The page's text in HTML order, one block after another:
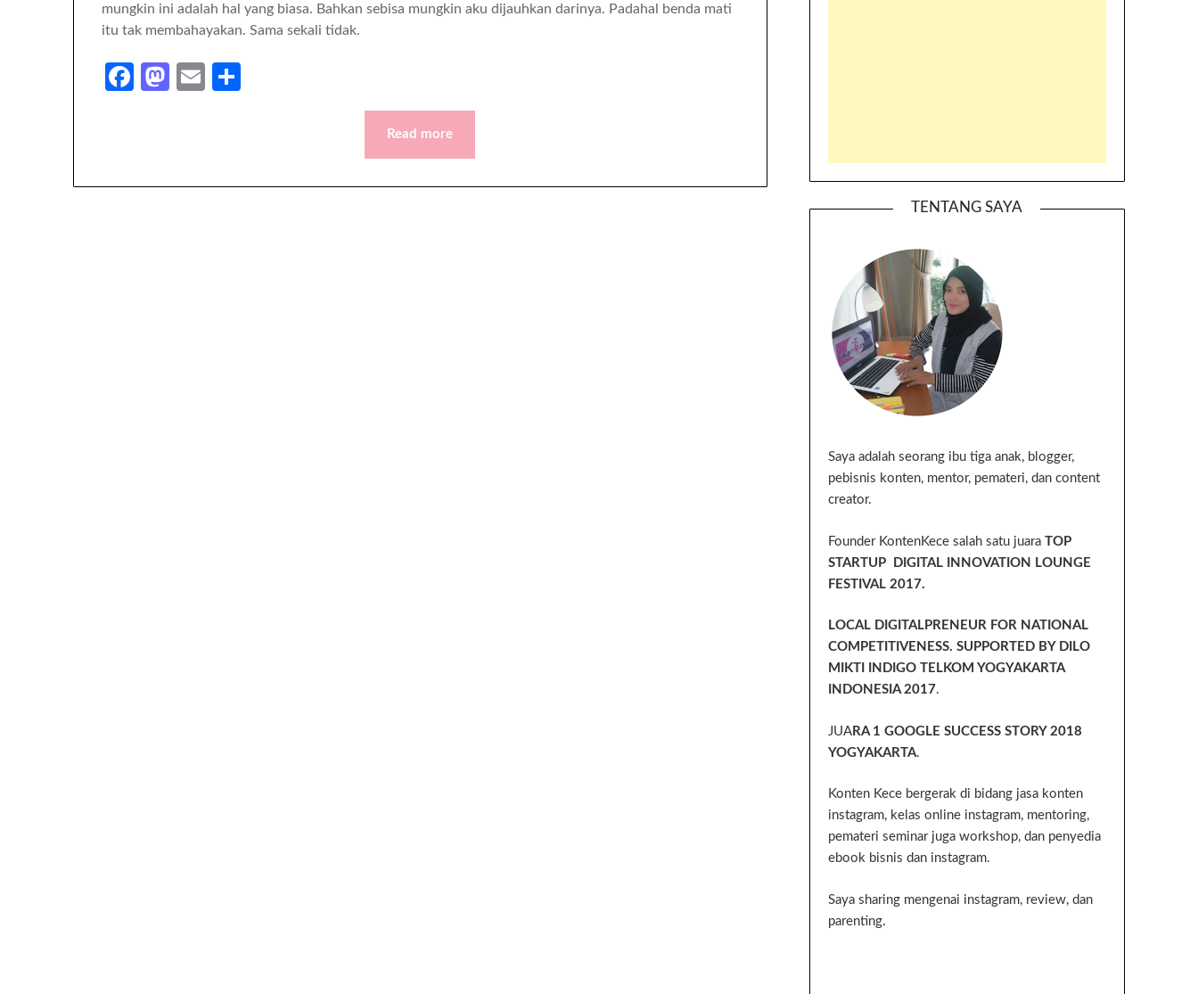
mungkin ini adalah hal yang biasa. Bahkan sebisa mungkin aku dijauhkan darinya. Padahal benda mati
itu tak membahayakan. Sama sekali tidak.
Facebook
Mastodon
Email
Read more
TENTANG SAYA
Saya adalah seorang ibu tiga anak, blogger,
pebisnis konten, mentor, pemateri, dan content
creator.
Founder KontenKece salah satu juara TOP
STARTUP DIGITAL INNOVATION LOUNGE
FESTIVAL 2017.
LOCAL DIGITALPRENEUR FOR NATIONAL
COMPETITIVENESS. SUPPORTED BY DILO
MIKTI INDIGO TELKOM YOGYAKARTA
INDONESIA 2017.
JUARA 1 GOOGLE SUCCESS STORY 2018
YOGYAKARTA.
Konten Kece bergerak di bidang jasa konten
instagram, kelas online instagram, mentoring,
pemateri seminar juga workshop, dan penyedia
ebook bisnis dan instagram.
Saya sharing mengenai instagram, review, dan
parenting.